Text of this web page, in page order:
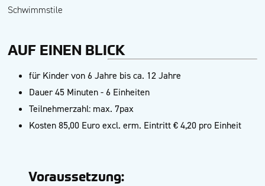
Schwimmstile
AUF EINEN BLICK
für Kinder von 6 Jahre bis ca. 12 Jahre
Dauer 45 Minuten - 6 Einheiten
Teilnehmerzahl: max. 7pax
Kosten 85,00 Euro excl. erm. Eintritt € 4,20 pro Einheit
Voraussetzung: